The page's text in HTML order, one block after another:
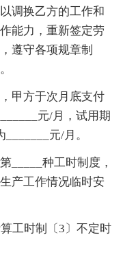
调换乙方的工作和
能力，重新签定劳
遵守各项规章制
甲方于次月底支付
元/月，试用期
元/月。
_____种工时制度，
产工作情况临时安
工时制〔3〕不定时